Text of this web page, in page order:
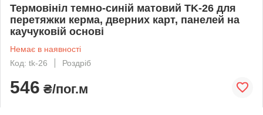
Термовініл темно-синій матовий TK-26 для
перетяжки керма, дверних карт, панелей на
каучуковій основі
Немає в наявності
Код: tk-26
Роздріб
546 ₴/пог.м